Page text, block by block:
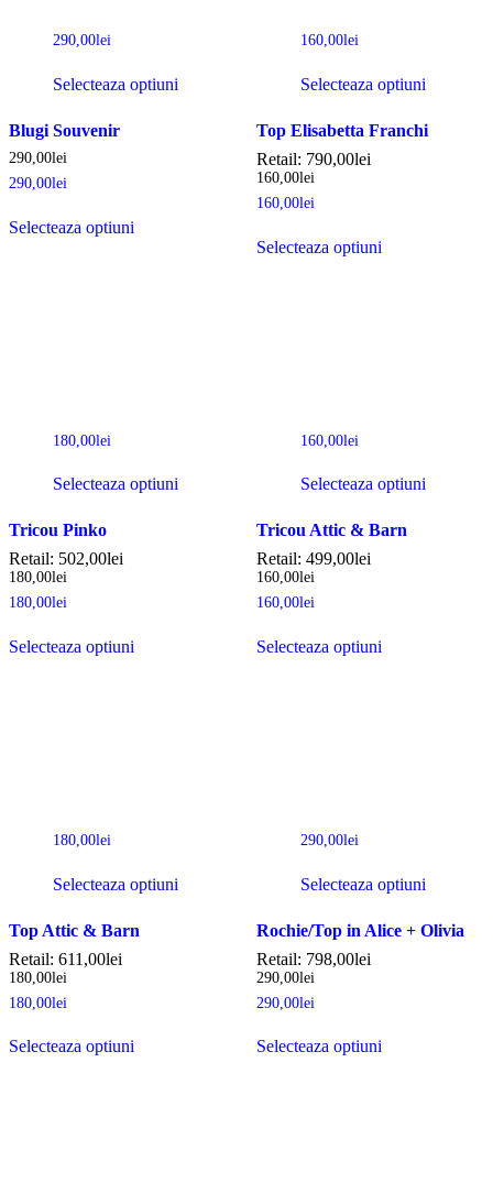
290,00lei
Selecteaza optiuni
Blugi Souvenir
290,00lei
290,00lei
Selecteaza optiuni
160,00lei
Selecteaza optiuni
Top Elisabetta Franchi
Retail: 790,00lei
160,00lei
160,00lei
Selecteaza optiuni
180,00lei
Selecteaza optiuni
Tricou Pinko
Retail: 502,00lei
180,00lei
180,00lei
Selecteaza optiuni
160,00lei
Selecteaza optiuni
Tricou Attic & Barn
Retail: 499,00lei
160,00lei
160,00lei
Selecteaza optiuni
180,00lei
Selecteaza optiuni
Top Attic & Barn
Retail: 611,00lei
180,00lei
180,00lei
Selecteaza optiuni
290,00lei
Selecteaza optiuni
Rochie/Top in Alice + Olivia
Retail: 798,00lei
290,00lei
290,00lei
Selecteaza optiuni